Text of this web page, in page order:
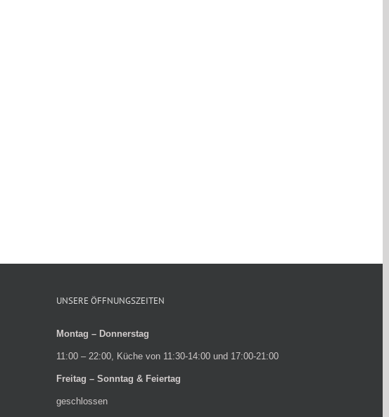
UNSERE ÖFFNUNGSZEITEN
Montag – Donnerstag
11:00 – 22:00, Küche von 11:30-14:00 und 17:00-21:00
Freitag – Sonntag & Feiertag
geschlossen